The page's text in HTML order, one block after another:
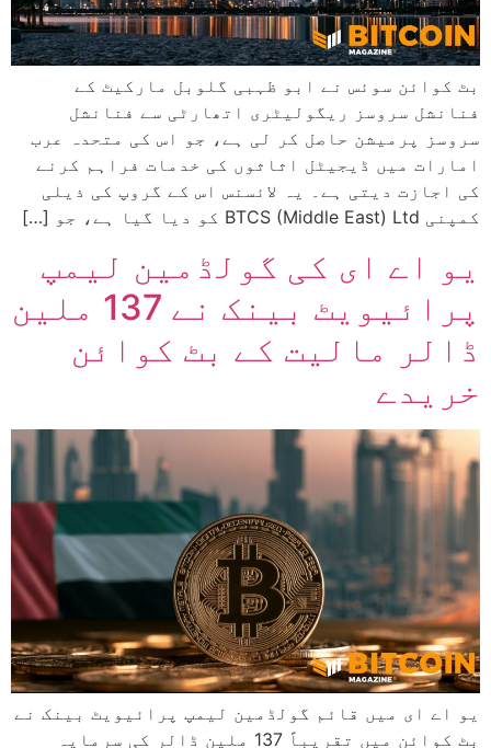
بٹ کوائن سوئس نے ابو ظہبی گلوبل مارکیٹ کے
فنانشل سروسز ریگولیٹری اتھارٹی سے فنانشل
سروسز پرمیشن حاصل کر لی ہے، جو اس کی متحدہ عرب
امارات میں ڈیجیٹل اثاثوں کی خدمات فراہم کرنے
کی اجازت دیتی ہے۔ یہ لائسنس اس کے گروپ کی ذیلی
کمپنی BTCS (Middle East) Ltd کو دیا گیا ہے، جو […]
یو اے ای کی گولڈمین لیمپ
پرائیویٹ بینک نے 137 ملین
ڈالر مالیت کے بٹ کوائن
خریدے
یو اے ای میں قائم گولڈمین لیمپ پرائیویٹ بینک نے
بٹ کوائن میں تقریباً 137 ملین ڈالر کی سرمایہ